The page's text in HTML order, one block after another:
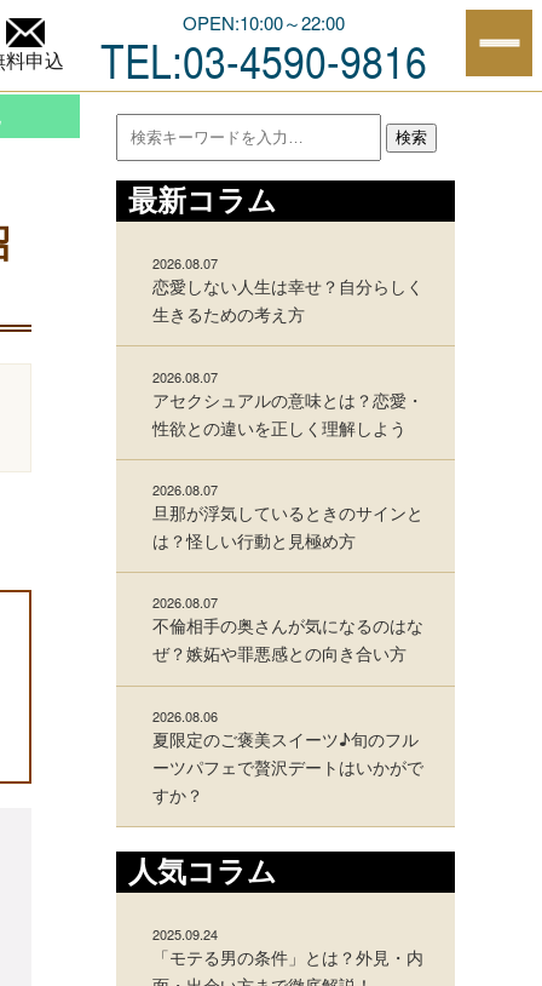
料申込
OPEN:10:00～22:00
TEL:03-4590-9816
します
検索
最新コラム
2026.08.07
恋愛しない人生は幸せ？自分らしく
生きるための考え方
2026.08.07
アセクシュアルの意味とは？恋愛・
性欲との違いを正しく理解しよう
2026.08.07
旦那が浮気しているときのサインと
は？怪しい行動と見極め方
2026.08.07
不倫相手の奥さんが気になるのはな
ぜ？嫉妬や罪悪感との向き合い方
2026.08.06
夏限定のご褒美スイーツ♪旬のフル
ーツパフェで贅沢デートはいかがで
すか？
人気コラム
2025.09.24
「モテる男の条件」とは？外見・内